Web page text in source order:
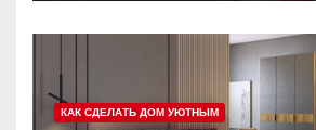
КАК СДЕЛАТЬ ДОМ УЮТНЫМ